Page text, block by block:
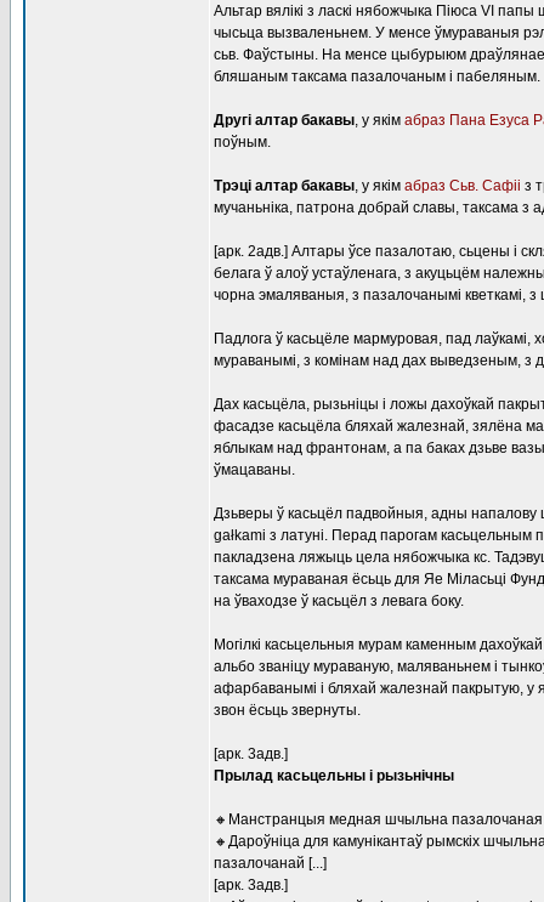
Альтар вялікі з ласкі нябожчыка Піюса VІ
чысьца вызваленьнем. У менсе ўмураваныя
сьв. Фаўстыны. На менсе цыбурыюм
бляшаным таксама пазалочаным і пабеляным.
Другі алтар бакавы, у якім абраз Пана Езуса
поўным.
Трэці алтар бакавы, у якім абраз Сьв. Сафіі з
мучаньніка, патрона добрай славы, таксама з
[арк. 2адв.] Алтары ўсе пазалотаю, сьцены і
белага ў алоў устаўленага, з акуцьцём
чорна эмаляваныя, з пазалочанымі кветкамі,
Падлога ў касьцёле мармуровая, пад лаўкамі,
мураванымі, з комінам над дах выведзеным, з
Дах касьцёла, рызьніцы і ложы дахоўкай
фасадзе касьцёла бляхай жалезнай, зялёна
яблыкам над франтонам, а па баках дзьве
ўмацаваны.
Дзьверы ў касьцёл падвойныя, адны напалову
gałkami з латуні. Перад парогам касьцельным
пакладзена ляжыць цела нябожчыка кс.
таксама мураваная ёсьць для Яе Міласьці
на ўваходзе ў касьцёл з левага боку.
Могілкі касьцельныя мурам каменным
альбо званіцу мураваную, маляваньнем і
афарбаванымі і бляхай жалезнай пакрытую, у
звон ёсьць звернуты.
[арк. 3адв.]
Прылад касьцельны і рызьнічны
🔸Манстранцыя медная шчыльна пазалочаная,
🔸Дароўніца для камунікантаў рымскіх
пазалочанай [...]
[арк. 3адв.]